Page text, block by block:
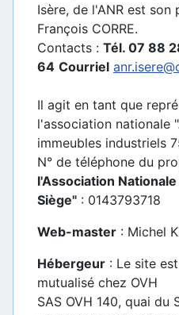
Isère, de l'ANR est son
François CORRE.
Contacts : Tél. 07 88
64 Courriel
Il agit en tant que
l'association nationale
immeubles industriels
N° de téléphone du
l'Association
Siège" : 0143793718
Web-master : Michel
Hébergeur : Le site
mutualisé chez OVH
SAS OVH 140, quai du